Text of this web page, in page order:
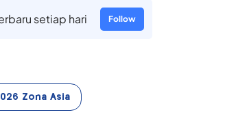
setiap hari Follow
Zona Asia